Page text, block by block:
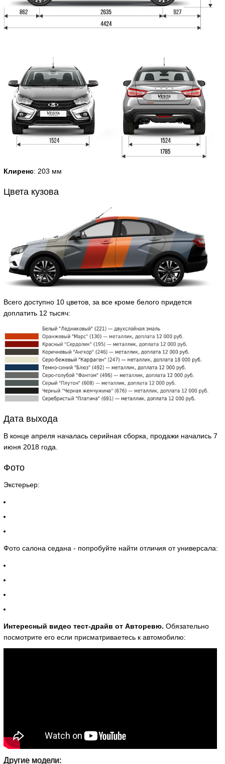
Клиренс: 203 мм
Цвета кузова
Всего доступно 10 цветов, за все кроме белого придется
доплатить 12 тысяч:
Дата выхода
В конце апреля началась серийная сборка, продажи начались 7
июня 2018 года.
Фото
Экстерьер:
Фото салона седана - попробуйте найти отличия от универсала:
Интересный видео тест-драйв от Авторевю. Обязательно
посмотрите его если присматриваетесь к автомобилю:
Другие модели: